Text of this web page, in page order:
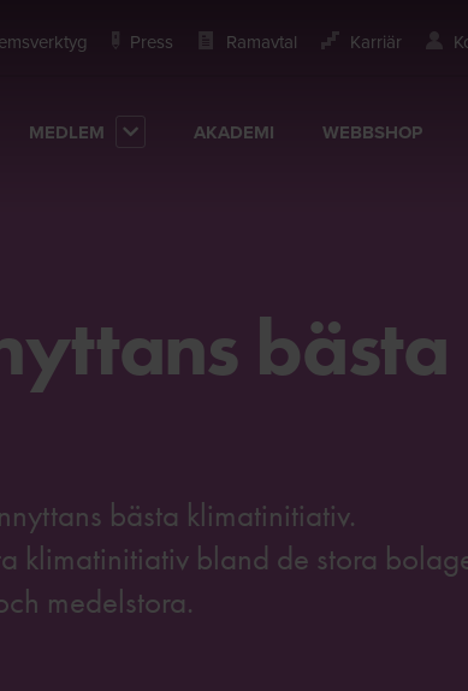
Press Ramavtal Karriär
MEDLEM AKADEMI WEBBSHOP
bästa
bästa klimatinitiativ.
klimatinitiativ bland de stora
medelstora.